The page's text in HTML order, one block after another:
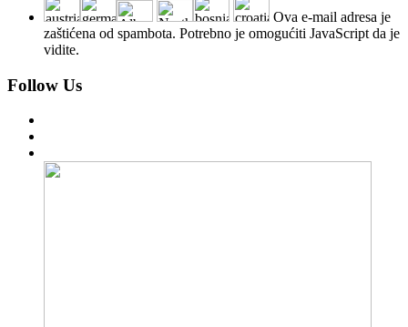
Ova e-mail adresa je
zaštićena od spambota. Potrebno je omogućiti JavaScript da je
vidite.
Follow Us